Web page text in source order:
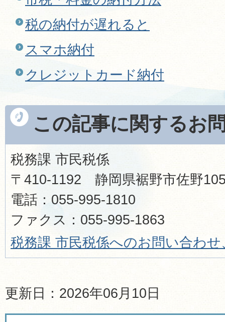
税の納付が遅れると
スマホ納付
クレジットカード納付
この記事に関するお
税務課 市民税係
〒410-1192 静岡県裾野市佐野
電話：055-995-1810
ファクス：055-995-1863
税務課 市民税係へのお問い合わせ
更新日：2026年06月10日